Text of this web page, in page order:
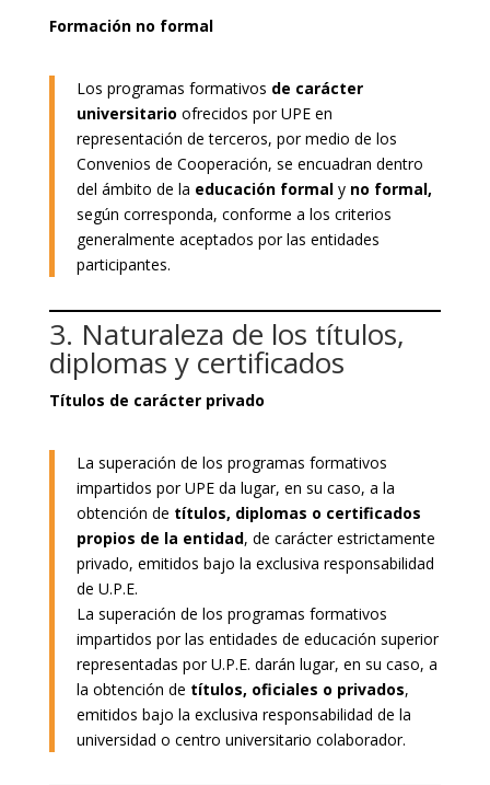
Formación no formal
Los programas formativos de carácter
universitario ofrecidos por UPE en
representación de terceros, por medio de los
Convenios de Cooperación, se encuadran dentro
del ámbito de la educación formaly no formal,
según corresponda, conforme a los criterios
generalmente aceptados por las entidades
participantes.
3. Naturaleza de los títulos,
diplomas y certificados
Títulos de carácter privado
La superación de los programas formativos
impartidos por UPE da lugar, en su caso, a la
obtención de títulos, diplomas o certificados
propios de la entidad, de carácter estrictamente
privado, emitidos bajo la exclusiva responsabilidad
de U.P.E.
La superación de los programas formativos
impartidos por las entidades de educación superior
representadas por U.P.E. darán lugar, en su caso, a
la obtención de títulos, oficiales o privados,
emitidos bajo la exclusiva responsabilidad de la
universidad o centro universitario colaborador.